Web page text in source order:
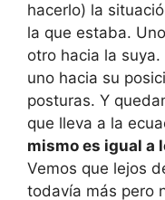
hacerlo) la
la que estaba.
otro hacia la
uno hacia su
posturas. Y
que lleva a la
mismo es igual a
Vemos que lejos
todavía más pero